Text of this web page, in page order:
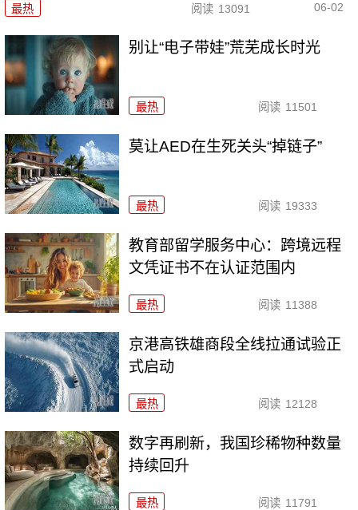
最热 阅读 13091 06-02
别让“电子带娃”荒芜成长时光
最热 阅读 11501
莫让AED在生死关头“掉链子”
最热 阅读 19333
教育部留学服务中心：跨境远程
文凭证书不在认证范围内
最热 阅读 11388
京港高铁雄商段全线拉通试验正
式启动
最热 阅读 12128
数字再刷新，我国珍稀物种数量
持续回升
最热 阅读 11791